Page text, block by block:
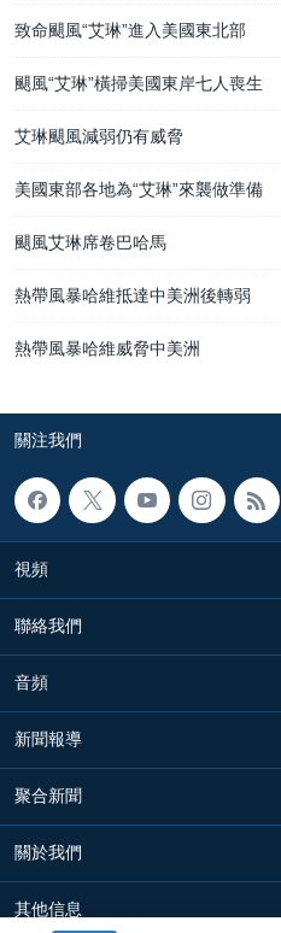
致命颶風“艾琳”進入美國東北部
颶風“艾琳”橫掃美國東岸七人喪生
艾琳颶風減弱仍有威脅
美國東部各地為“艾琳”來襲做準備
颶風艾琳席卷巴哈馬
熱帶風暴哈維抵達中美洲後轉弱
熱帶風暴哈維威脅中美洲
關注我們
視頻
聯絡我們
音頻
新聞報導
聚合新聞
關於我們
其他信息